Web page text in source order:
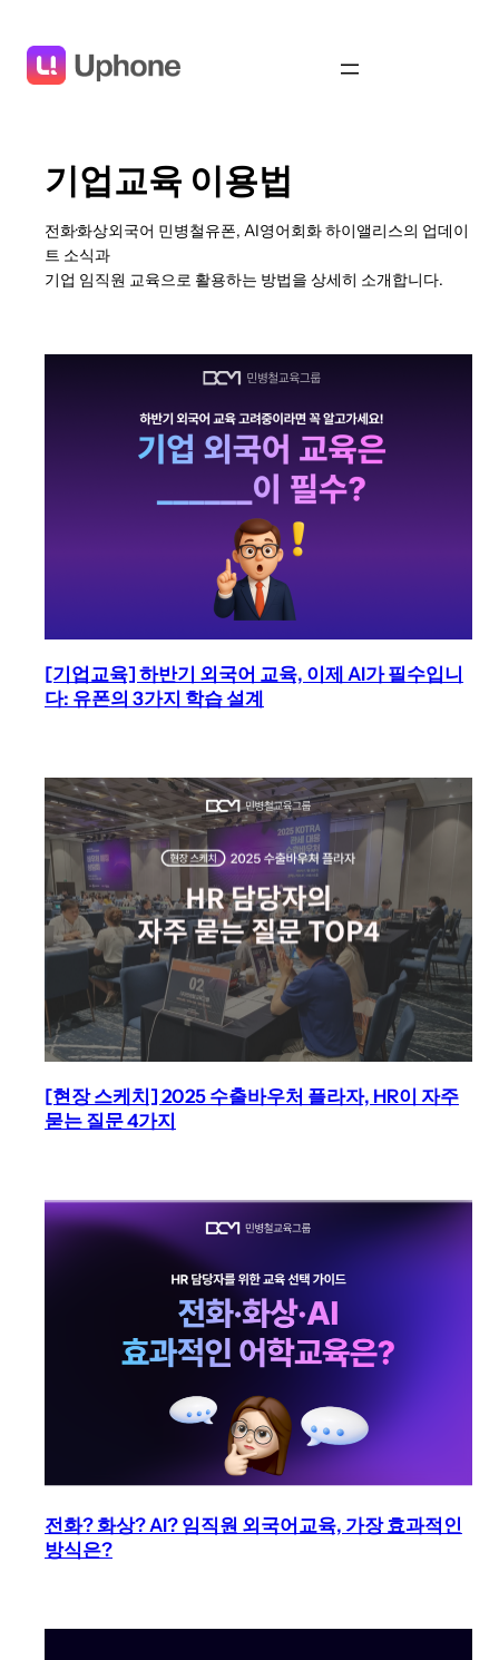
텐
츠
기업교육 이용법
전화·화상외국어 민병철유폰, AI영어회화 하이앨리스의 업데이
트 소식과
기업 임직원 교육으로 활용하는 방법을 상세히 소개합니다.
[기업교육] 하반기 외국어 교육, 이제 AI가 필수입니
다: 유폰의 3가지 학습 설계
[현장 스케치] 2025 수출바우처 플라자, HR이 자주
묻는 질문 4가지
전화? 화상? AI? 임직원 외국어교육, 가장 효과적인
방식은?